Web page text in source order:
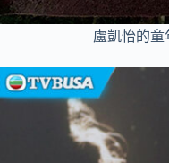
盧凱怡的童